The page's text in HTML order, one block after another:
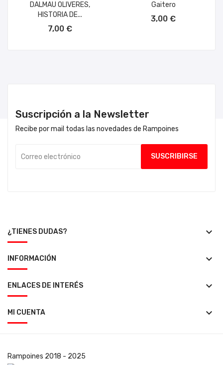
DALMAU OLIVERES,
HISTORIA DE...
7,00 €
Gaitero
3,00 €
Suscripción a la Newsletter
Recibe por mail todas las novedades de Rampoines
¿TIENES DUDAS? keyboard_arrow_down
INFORMACIÓN keyboard_arrow_down
ENLACES DE INTERÉS keyboard_arrow_down
MI CUENTA keyboard_arrow_down
Rampoines 2018 - 2025